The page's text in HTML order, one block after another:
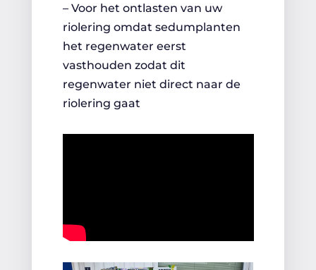
– Voor het ontlasten van uw
riolering omdat sedumplanten
het regenwater eerst
vasthouden zodat dit
regenwater niet direct naar de
riolering gaat